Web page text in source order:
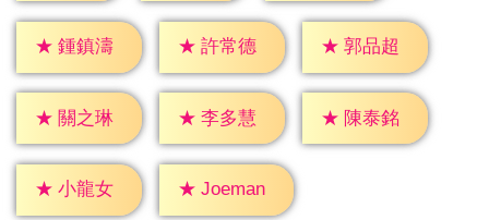
★ 鍾鎮濤 ★ 許常德 ★ 郭品超
★ 關之琳 ★ 李多慧 ★ 陳泰銘
★ 小龍女 ★ Joeman